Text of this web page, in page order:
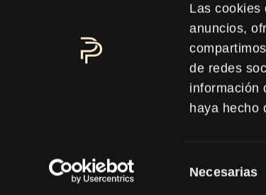
Las cookies
anuncios,
de redes
información
haya hecho
de
Necesarias